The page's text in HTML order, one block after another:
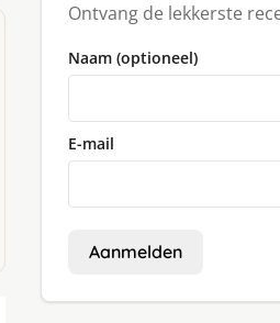
Ontvang de lekkerste
Naam (optioneel)
E-mail
Aanmelden